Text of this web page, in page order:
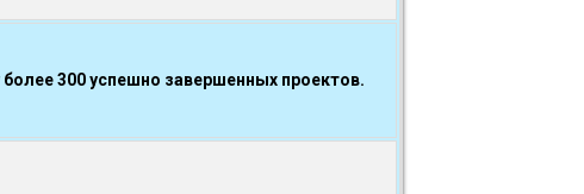
300 успешно завершенных проектов.